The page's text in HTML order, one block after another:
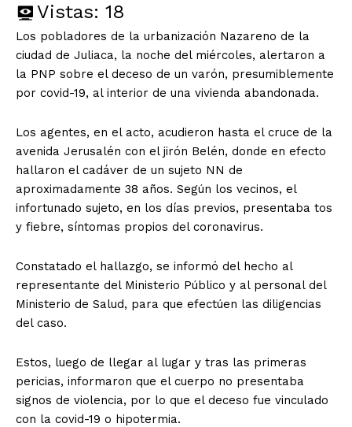
Vistas: 18
Los pobladores de la urbanización Nazareno de la
ciudad de Juliaca, la noche del miércoles, alertaron a
la PNP sobre el deceso de un varón, presumiblemente
por covid-19, al interior de una vivienda abandonada.
Los agentes, en el acto, acudieron hasta el cruce de la
avenida Jerusalén con el jirón Belén, donde en efecto
hallaron el cadáver de un sujeto NN de
aproximadamente 38 años. Según los vecinos, el
infortunado sujeto, en los días previos, presentaba tos
y fiebre, síntomas propios del coronavirus.
Constatado el hallazgo, se informó del hecho al
representante del Ministerio Público y al personal del
Ministerio de Salud, para que efectúen las diligencias
del caso.
Estos, luego de llegar al lugar y tras las primeras
pericias, informaron que el cuerpo no presentaba
signos de violencia, por lo que el deceso fue vinculado
con la covid-19 o hipotermia.